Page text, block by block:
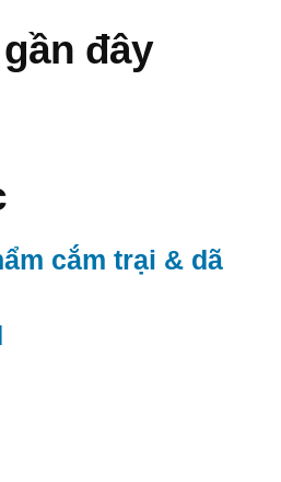
đây
cắm trại & dã